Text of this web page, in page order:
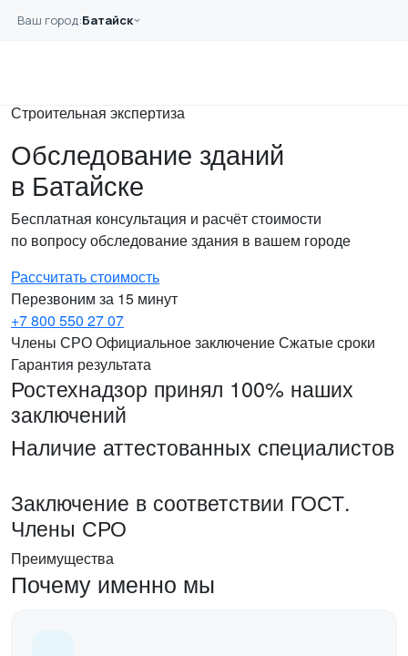
Перейти к основному содержанию
Ваш город:Батайск
Главная
Строительная экспертиза
Обследование зданий
в Батайске
Бесплатная консультация и расчёт стоимости
по вопросу обследование здания в вашем городе
Рассчитать стоимость
Перезвоним за 15 минут
+7 800 550 27 07
Члены СРООфициальное заключениеСжатые сроки
Гарантия результата
Ростехнадзор принял 100% наших
заключений
Наличие аттестованных специалистов
Заключение в соответствии ГОСТ.
Члены СРО
Преимущества
Почему именно мы